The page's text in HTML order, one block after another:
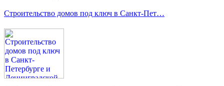
Строительство домов под ключ в Санкт-Пет…